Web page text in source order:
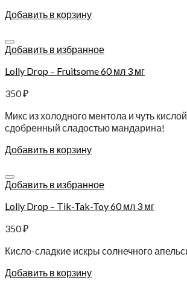
Добавить в корзину
Добавить в избранное
Lolly Drop – Fruitsome 60 мл 3 мг
350₽
Микс из холодного ментола и чуть
сдобренный сладостью мандарина!
Добавить в корзину
Добавить в избранное
Lolly Drop – Tik-Tak-Toy 60 мл 3 мг
350₽
Кисло-сладкие искры солнечного
Добавить в корзину